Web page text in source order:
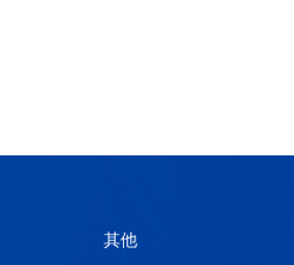
其他